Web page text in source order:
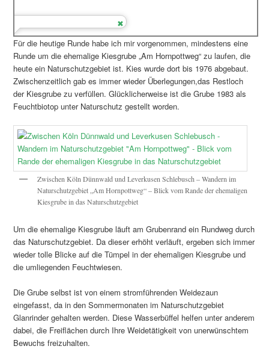
Für die heutige Runde habe ich mir vorgenommen, mindestens eine
Runde um die ehemalige Kiesgrube „Am Hornpottweg“ zu laufen, die
heute ein Naturschutzgebiet ist. Kies wurde dort bis 1976 abgebaut.
Zwischenzeitlich gab es immer wieder Überlegungen,das Restloch
der Kiesgrube zu verfüllen. Glücklicherweise ist die Grube 1983 als
Feuchtbiotop unter Naturschutz gestellt worden.
Zwischen Köln Dünnwald und Leverkusen Schlebusch – Wandern im
Naturschutzgebiet „Am Hornpottweg“ – Blick vom Rande der ehemaligen
Kiesgrube in das Naturschutzgebiet
Um die ehemalige Kiesgrube läuft am Grubenrand ein Rundweg durch
das Naturschutzgebiet. Da dieser erhöht verläuft, ergeben sich immer
wieder tolle Blicke auf die Tümpel in der ehemaligen Kiesgrube und
die umliegenden Feuchtwiesen.
Die Grube selbst ist von einem stromführenden Weidezaun
eingefasst, da in den Sommermonaten im Naturschutzgebiet
Glanrinder gehalten werden. Diese Wasserbüffel helfen unter anderem
dabei, die Freiflächen durch Ihre Weidetätigkeit von unerwünschtem
Bewuchs freizuhalten.